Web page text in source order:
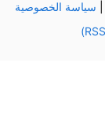
سياسة الخصوصية